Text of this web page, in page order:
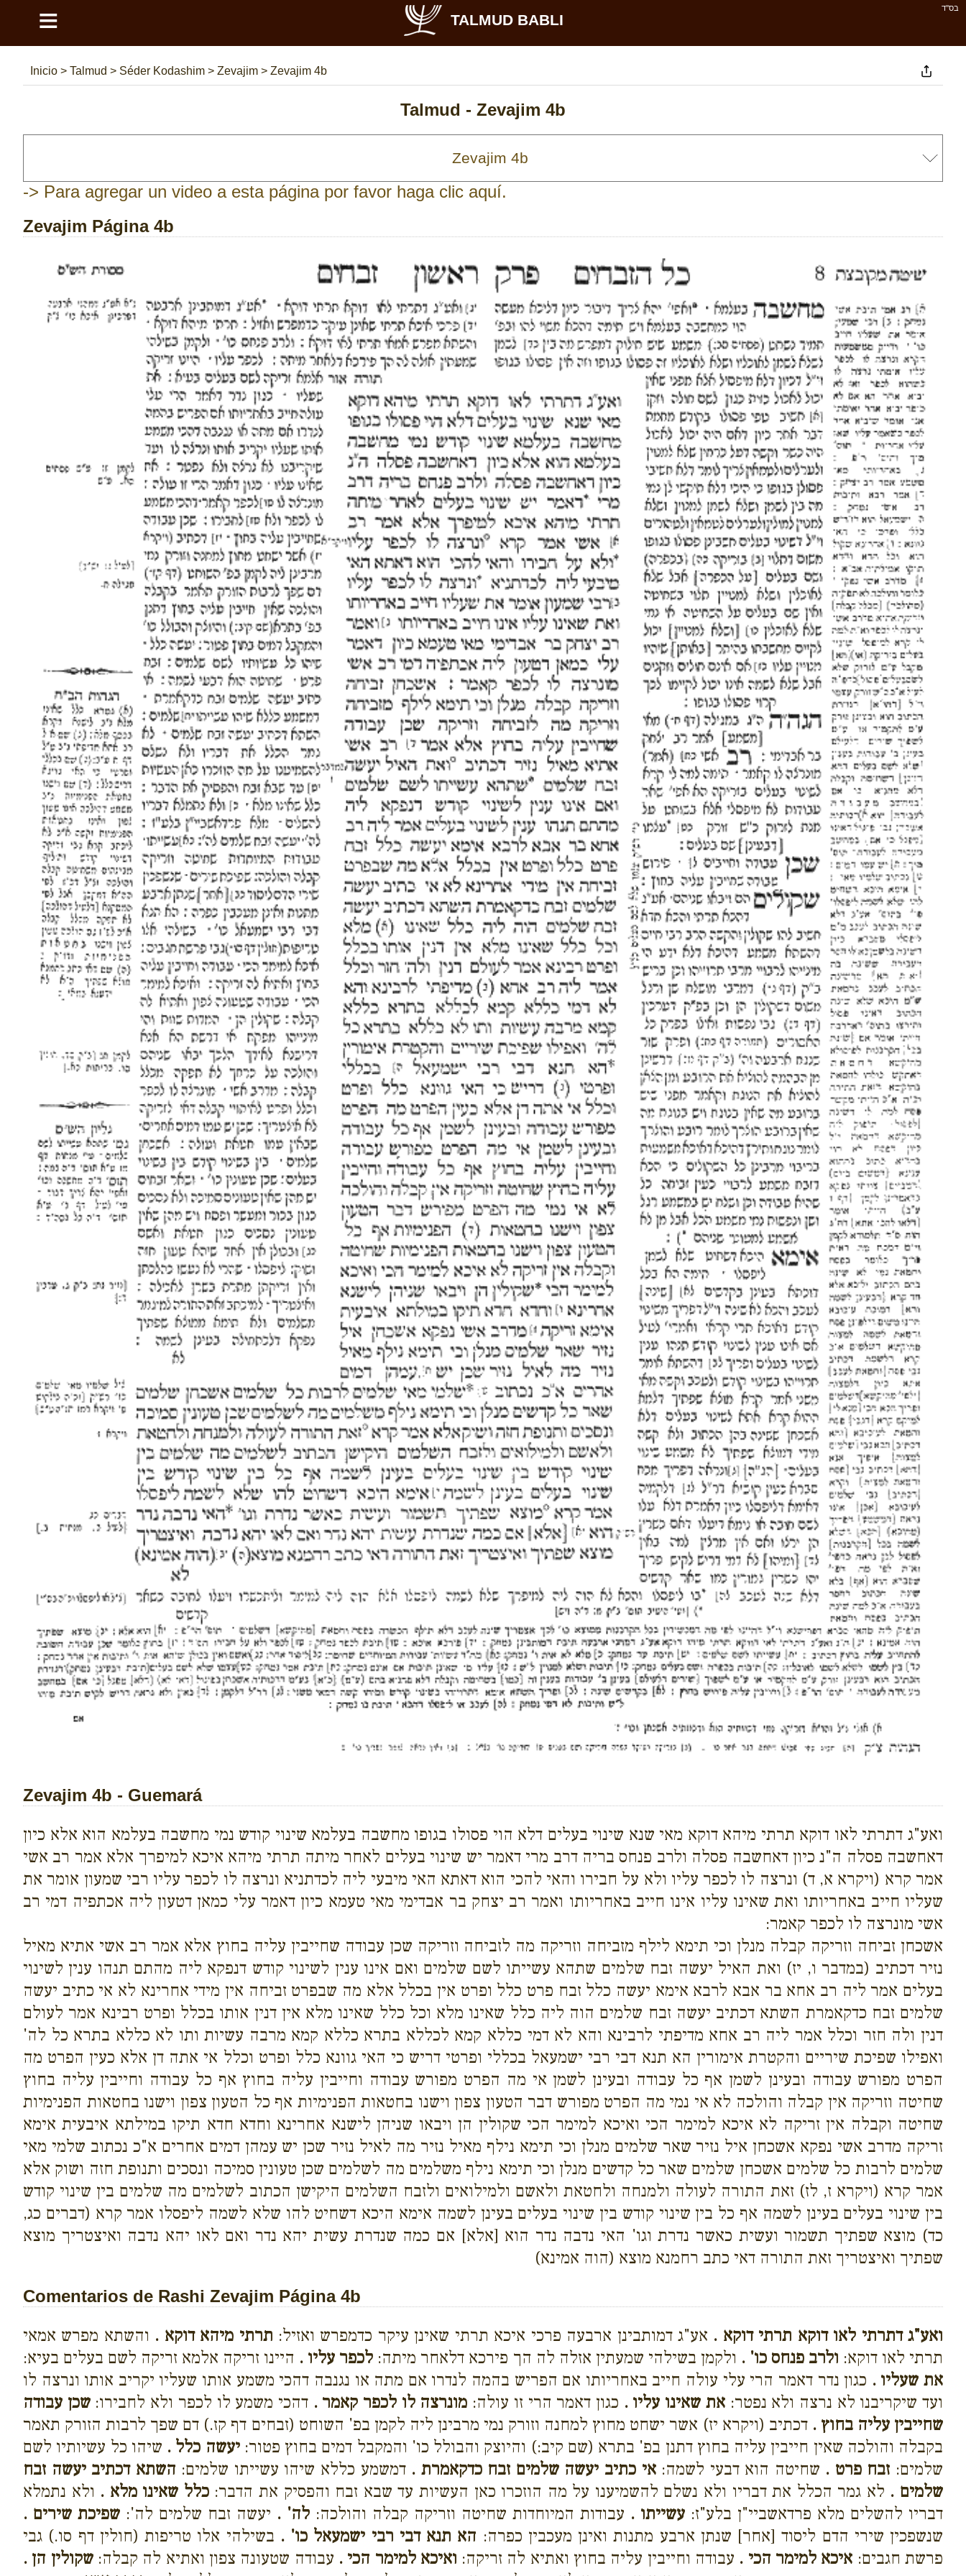
בס''ד ≡ TALMUD BABLI
Inicio > Talmud > Séder Kodashim > Zevajim > Zevajim 4b
Talmud - Zevajim 4b
-> Para agregar un video a esta página por favor haga clic aquí.
Zevajim Página 4b
Zevajim 4b - Guemará
ואע"ג דתרתי לאו דוקא תרתי מיהא דוקא מאי שנא שינוי בעלים דלא הוי פסולו בגופו מחשבה בעלמא שינוי קודש נמי מחשבה בעלמא הוא אלא כיון
דאחשבה פסלה ה"נ כיון דאחשבה פסלה ולרב פנחס בריה דרב מרי דאמר יש שינוי בעלים לאחר מיתה תרתי מיהא איכא למיפרך אלא אמר רב אשי
אמר קרא (ויקרא א, ד) ונרצה לו לכפר עליו ולא על חבירו והאי להכי הוא דאתא האי מיבעי ליה לכדתניא ונרצה לו לכפר עליו רבי שמעון אומר את
שעליו חייב באחריותו ואת שאינו עליו אינו חייב באחריותו ואמר רב יצחק בר אבדימי מאי טעמא כיון דאמר עלי כמאן דטעון ליה אכתפיה דמי רב
אשי מונרצה לו לכפר קאמר:
אשכחן זביחה וזריקה קבלה מנלן וכי תימא לילף מזביחה וזריקה מה לזביחה וזריקה שכן עבודה שחייבין עליה בחוץ אלא אמר רב אשי אתיא מאיל
נזיר דכתיב (במדבר ו, יז) ואת האיל יעשה זבח שלמים שתהא עשייתו לשם שלמים ואם אינו ענין לשינוי קודש דנפקא ליה מהתם תנהו ענין לשינוי
בעלים אמר ליה רב אחא בר אבא לרבא אימא יעשה כלל זבח פרט כלל ופרט אין בכלל אלא מה שבפרט זביחה אין מידי אחרינא לא אי כתיב יעשה
שלמים זבח כדקאמרת השתא דכתיב יעשה זבח שלמים הוה ליה כלל שאינו מלא וכל כלל שאינו מלא אין דנין אותו בכלל ופרט רבינא אמר לעולם
דנין ולה חזר וכלל אמר ליה רב אחא מדיפתי לרבינא והא לא דמי כללא קמא לכללא בתרא כללא קמא מרבה עשיות ותו לא כללא בתרא כל לה'
ואפילו שפיכת שיריים והקטרת אימורין הא תנא דבי רבי ישמעאל בכללי ופרטי דריש כי האי גוונא כלל ופרט וכלל אי אתה דן אלא כעין הפרט מה
הפרט מפורש עבודה ובעינן לשמן אף כל עבודה ובעינן לשמן אי מה הפרט מפורש עבודה וחייבין עליה בחוץ אף כל עבודה וחייבין עליה בחוץ
שחיטה וזריקה אין קבלה והולכה לא אי נמי מה הפרט מפורש דבר הטעון צפון וישנו בחטאות הפנימיות אף כל הטעון צפון וישנו בחטאות הפנימיות
שחיטה וקבלה אין זריקה לא איכא למימר הכי ואיכא למימר הכי שקולין הן ויבאו שניהן לישנא אחרינא וחדא חדא תיקו במילתא איבעית אימא
זריקה מדרב אשי נפקא אשכחן איל נזיר שאר שלמים מנלן וכי תימא נילף מאיל נזיר מה לאיל נזיר שכן יש עמהן דמים אחרים א"כ נכתוב שלמי מאי
שלמים לרבות כל שלמים אשכחן שלמים שאר כל קדשים מנלן וכי תימא נילף משלמים מה לשלמים שכן טעונין סמיכה ונסכים ותנופת חזה ושוק אלא
אמר קרא (ויקרא ז, לז) זאת התורה לעולה ולמנחה ולחטאת ולאשם ולמילואים ולזבח השלמים היקישן הכתוב לשלמים מה שלמים בין שינוי קודש
בין שינוי בעלים בעינן לשמה אף כל בין שינוי קודש בין שינוי בעלים בעינן לשמה אימא היכא דשחיט להו שלא לשמה ליפסלו אמר קרא (דברים כג,
כד) מוצא שפתיך תשמור ועשית כאשר נדרת וגו' האי נדבה נדר הוא [אלא] אם כמה שנדרת עשית יהא נדר ואם לאו יהא נדבה ואיצטריך מוצא
שפתיך ואיצטריך זאת התורה דאי כתב רחמנא מוצא (הוה אמינא)
Comentarios de Rashi Zevajim Página 4b
ואע"ג דתרתי לאו דוקא תרתי דוקא . אע"ג דמותבינן ארבעה פרכי איכא תרתי שאינן עיקר כדמפרש ואזיל: תרתי מיהא דוקא . והשתא מפרש אמאי
תרתי לאו דוקא: ולרב פנחס כו' . ולקמן בשילהי שמעתין אזלה לה הך פירכא דלאחר מיתה: לכפר עליו . היינו זריקה אלמא זריקה לשם בעלים בעיא:
את שעליו . כגון נדר דאמר הרי עלי עולה חייב באחריותו אם הפריש בהמה לנדרו אם מתה או נגנבה דהכי משמע אותו שעליו יקריב אותו ונרצה לו
ועד שיקריבנו לא נרצה ולא נפטר:את שאינו עליו . כגון דאמר הרי זו עולה: מונרצה לו לכפר קאמר . דהכי משמע לו לכפר ולא לחבירו:שכן עבודה
שחייבין עליה בחוץ . דכתיב (ויקרא יז) אשר ישחט מחוץ למחנה וזורק נמי מרבינן ליה לקמן בפ' השוחט (זבחים דף קז.) דם שפך לרבות הזורק תאמר
בקבלה והולכה שאין חייבין עליה בחוץ דתנן בפ' בתרא (שם קיב:) והיוצק והבולל כו' והמקבל דמים בחוץ פטור:יעשה כלל . שיהו כל עשיותיו לשם
שלמים: זבח פרט . שחיטה הוא דבעי לשמה:אי כתיב יעשה שלמים זבח כדקאמרת . דמשמע כללא שיהו עשייתו שלמים: השתא דכתיב יעשה זבח
שלמים . לא גמר הכלל את דבריו ולא נשלם להשמיענו על מה הוזכרו כאן העשיות עד שבא זבח והפסיק את הדבר:כלל שאינו מלא . ולא נתמלא
דבריו להשלים מלא פרדאשביי"ן בלע"ז: עשייתו . עבודות המיוחדות שחיטה וזריקה קבלה והולכה: לה' . יעשה זבח שלמים לה': שפיכת שירים .
שנשפכין שירי הדם ליסוד [אחר] שנתן ארבע מתנות ואינן מעכבין כפרה: הא תנא דבי רבי ישמעאל כו' . בשילהי אלו טריפות (חולין דף סו.) גבי
פרשת חגבים: איכא למימר הכי . עבודה וחייבין עליה בחוץ ואתיא לה זריקה: ואיכא למימר הכי . עבודה שטעונה צפון ואתיא לה קבלה:שקולין הן .